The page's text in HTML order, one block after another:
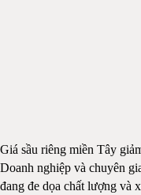
Giá sầu riêng miền Tây
Doanh nghiệp và chuyên
đang đe dọa chất lượng và